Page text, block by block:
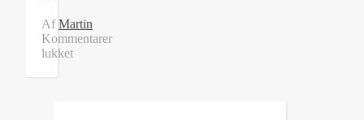
AfMartin
Kommentarer
lukket
Meditation